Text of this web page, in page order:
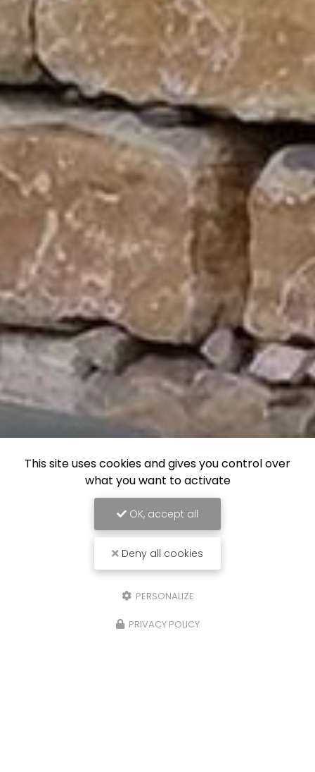
This site uses cookies and gives you control over
what you want to activate
OK, accept all
Deny all cookies
PERSONALIZE
PRIVACY POLICY